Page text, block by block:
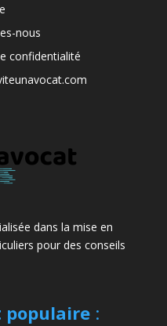
nous
confidentialité
dans la mise en
pour des conseils
populaire: